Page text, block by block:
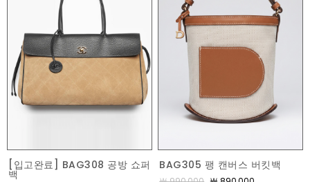
[입고완료] BAG308 공방 쇼퍼
백
BAG305 팽 캔버스 버킷백